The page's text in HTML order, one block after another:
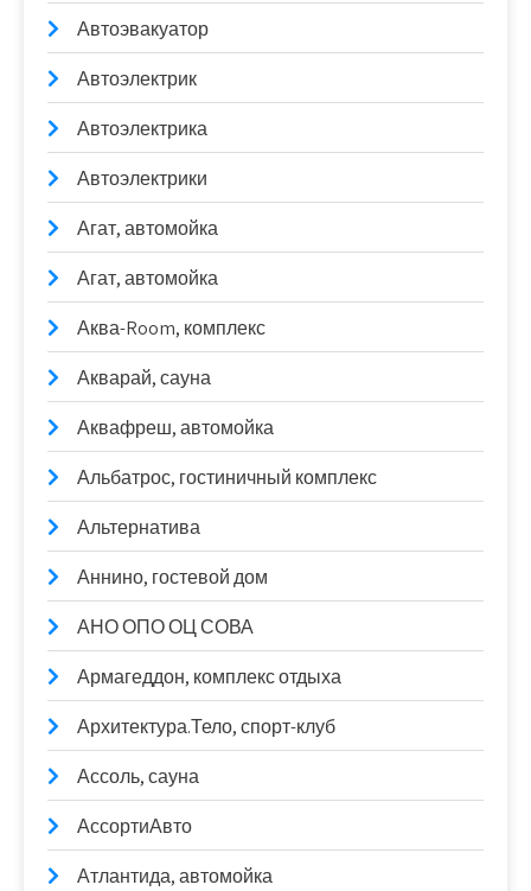
Автоэвакуатор
Автоэлектрик
Автоэлектрика
Автоэлектрики
Агат, автомойка
Агат, автомойка
Аква-Room, комплекс
Акварай, сауна
Аквафреш, автомойка
Альбатрос, гостиничный комплекс
Альтернатива
Аннино, гостевой дом
АНО ОПО ОЦ СОВА
Армагеддон, комплекс отдыха
Архитектура.Тело, спорт-клуб
Ассоль, сауна
АссортиАвто
Атлантида, автомойка